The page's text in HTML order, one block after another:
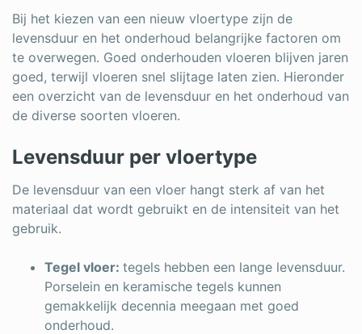
Bij het kiezen van een nieuw vloertype zijn de
levensduur en het onderhoud belangrijke factoren om
te overwegen. Goed onderhouden vloeren blijven jaren
goed, terwijl vloeren snel slijtage laten zien. Hieronder
een overzicht van de levensduur en het onderhoud van
de diverse soorten vloeren.
Levensduur per vloertype
De levensduur van een vloer hangt sterk af van het
materiaal dat wordt gebruikt en de intensiteit van het
gebruik.
Tegel vloer: tegels hebben een lange levensduur.
Porselein en keramische tegels kunnen
gemakkelijk decennia meegaan met goed
onderhoud.